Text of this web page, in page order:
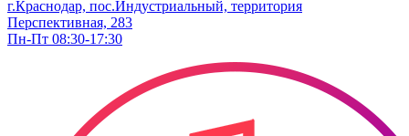
г.Краснодар, пос.Индустриальный, территория
Перспективная, 283
Пн-Пт 08:30-17:30